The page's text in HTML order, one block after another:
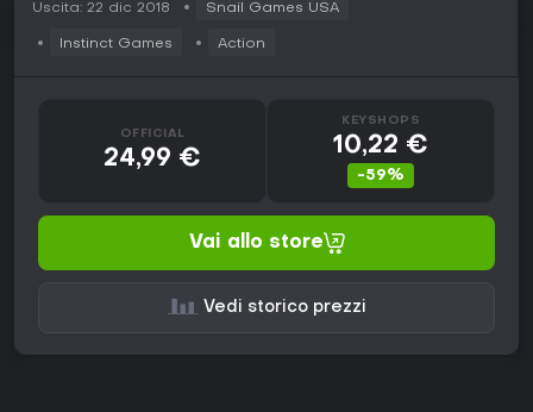
Uscita: 22 dic 2018 Snail Games USA
Instinct Games Action
OFFICIAL
24,99 €
KEYSHOPS
10,22 €
-59%
Vai allo store
Vedi storico prezzi